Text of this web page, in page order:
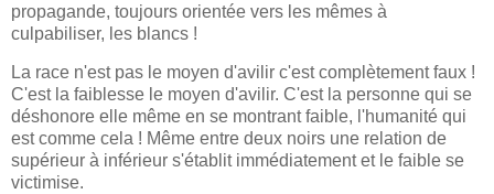
propagande, toujours orientée vers les mêmes à
culpabiliser, les blancs !
La race n'est pas le moyen d'avilir c'est complètement faux !
C'est la faiblesse le moyen d'avilir. C'est la personne qui se
déshonore elle même en se montrant faible, l'humanité qui
est comme cela ! Même entre deux noirs une relation de
supérieur à inférieur s'établit immédiatement et le faible se
victimise.